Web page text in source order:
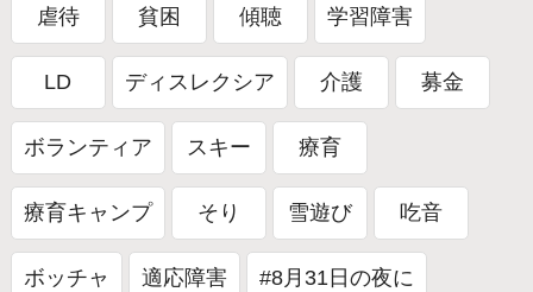
虐待 貧困 傾聴 学習障害
LD ディスレクシア 介護 募金
ボランティア スキー 療育
療育キャンプ そり 雪遊び 吃音
ボッチャ 適応障害 #8月31日の夜に